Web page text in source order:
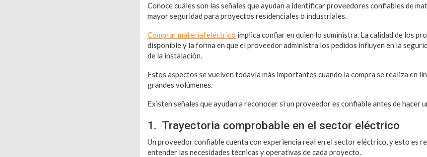
Conoce cuáles son las señales que ayudan a identificar proveedores confiables de
mayor seguridad para proyectos residenciales o industriales.
Comprar material eléctrico implica confiar en quien lo suministra. La calidad de los
disponible y la forma en que el proveedor administra los pedidos influyen en la
de la instalación.
Estos aspectos se vuelven todavía más importantes cuando la compra se realiza en
grandes volúmenes.
Existen señales que ayudan a reconocer si un proveedor es confiable antes de hacer
1. Trayectoria comprobable en el sector eléctrico
Un proveedor confiable cuenta con experiencia real en el sector eléctrico, y esto es
entender las necesidades técnicas y operativas de cada proyecto.